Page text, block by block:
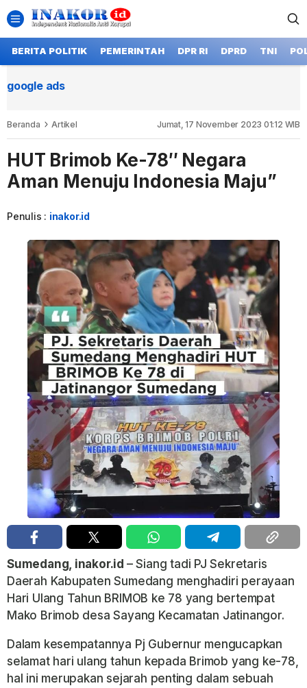
BERITA POLITIK PEMERINTAH DPR RI DPRD TNI
google ads
Beranda Artikel Jumat, 17 November 2023 01:12 WIB
HUT Brimob Ke-78″ Negara
Aman Menuju Indonesia Maju”
Penulis : inakor.id
Sumedang, inakor.id – Siang tadi PJ Sekretaris
Daerah Kabupaten Sumedang menghadiri perayaan
Hari Ulang Tahun BRIMOB ke 78 yang bertempat
Mako Brimob desa Sayang Kecamatan Jatinangor.
Dalam kesempatannya Pj Gubernur mengucapkan
selamat hari ulang tahun kepada Brimob yang ke-78,
hal ini merupakan sejarah penting dalam sebuah